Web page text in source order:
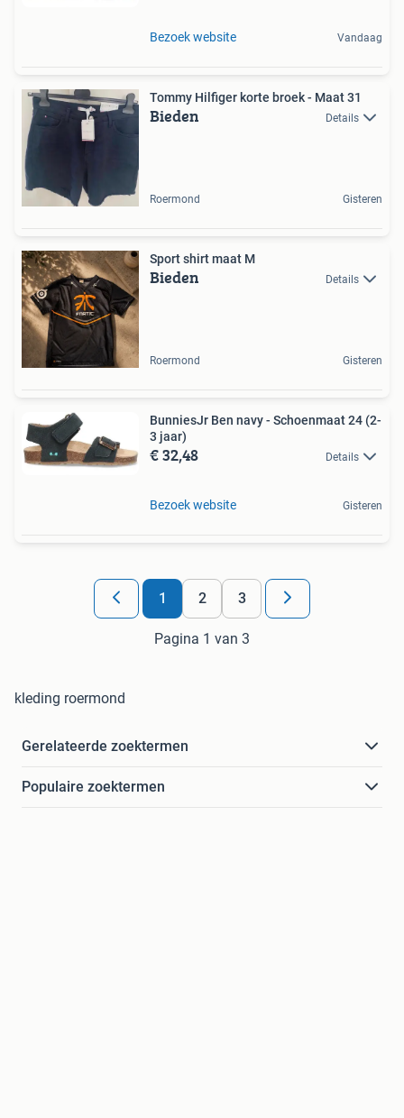
Bezoek website Vandaag
Tommy Hilfiger korte broek - Maat 31
Bieden Details
Roermond Gisteren
Sport shirt maat M
Bieden Details
Roermond Gisteren
BunniesJr Ben navy - Schoenmaat 24 (2-
3 jaar)
€ 32,48 Details
Bezoek website Gisteren
1 2 3
Pagina 1 van 3
kleding roermond
Gerelateerde zoektermen
Populaire zoektermen